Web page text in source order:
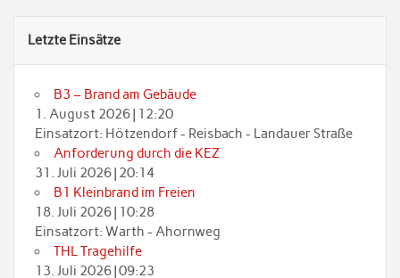
Letzte Einsätze
B3 – Brand am Gebäude
1. August 2026| 12:20
Einsatzort: Hötzendorf - Reisbach - Landauer Straße
Anforderung durch die KEZ
31. Juli 2026| 20:14
B1 Kleinbrand im Freien
18. Juli 2026| 10:28
Einsatzort: Warth - Ahornweg
THL Tragehilfe
13. Juli 2026| 09:23